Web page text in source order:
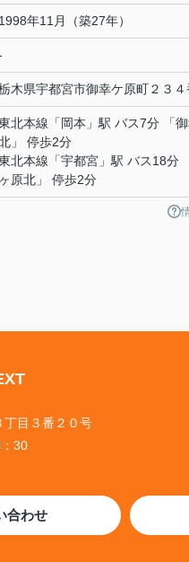
1998年11月（築27年）
木県宇都宮市御幸ケ原町２３
北本線 「 岡本 」駅 バス7分 「
」 停歩2分
北本線 「宇都宮 」駅 バス18分
ヶ原北」 停歩2分
丁目３番２０号
30
合わせ